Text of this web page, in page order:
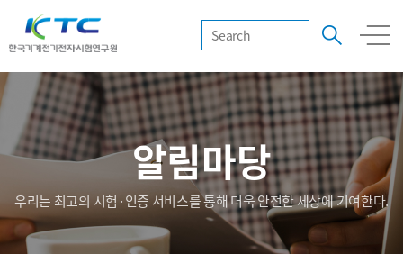
알림마당
우리는 최고의 시험·인증 서비스를 통해 더욱 안전한 세상에 기여한다.